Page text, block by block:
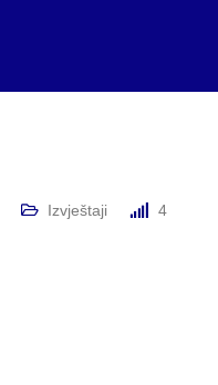
Izvještaji
4